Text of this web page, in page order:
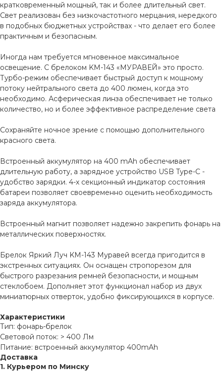
кратковременный мощный, так и более длительный свет.
Свет реализован без низкочастотного мерцания, нередкого
в подобных бюджетных устройствах - что делает его более
практичным и безопасным.
Иногда нам требуется мгновенное максимальное
освещение. С брелоком KM-143 «МУРАВЕЙ» это просто.
Турбо-режим обеспечивает быстрый доступ к мощному
потоку нейтрального света до 400 люмен, когда это
необходимо. Асферическая линза обеспечивает не только
количество, но и более эффективное распределение света
Сохраняйте ночное зрение с помощью дополнительного
красного света.
Встроенный аккумулятор на 400 mAh обеспечивает
длительную работу, а зарядное устройство USB Type-C -
удобство зарядки. 4-х секционный индикатор состояния
батареи позволяет своевременно оценить необходимость
заряда аккумулятора.
Встроенный магнит позволяет надежно закрепить фонарь на
металлических поверхностях.
Брелок Яркий Луч KM-143 Муравей всегда пригодится в
экстренных ситуациях. Он оснащен стропорезом для
быстрого разрезания ремней безопасности, и мощным
стеклобоем. Дополняет этот функционал набор из двух
миниатюрных отверток, удобно фиксирующихся в корпусе.
Характеристики
Тип: фонарь-брелок
Световой поток: > 400 Лм
Питание: встроенный аккумулятор 400mAh
Доставка
1. Курьером по Минску